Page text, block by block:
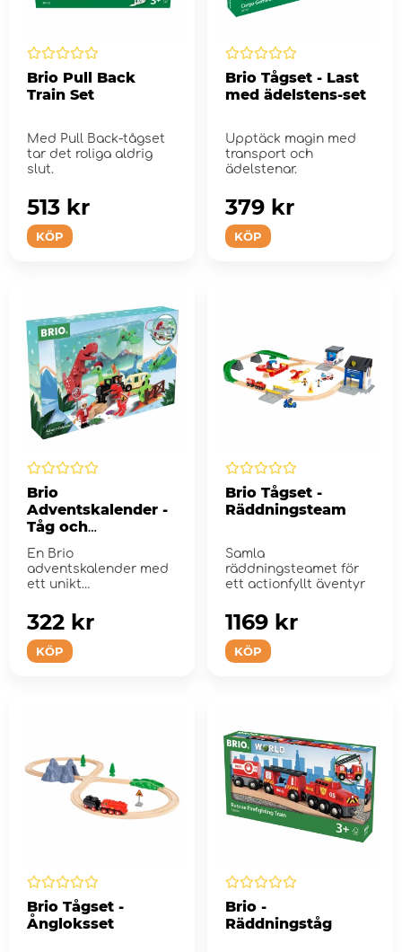
Brio Pull Back
Train Set
Med Pull Back-tågset
tar det roliga aldrig
slut.
KÖP
513 kr
Brio Tågset - Last
med ädelstens-set
Upptäck magin med
transport och
ädelstenar.
KÖP
379 kr
Brio
Adventskalender -
Tåg och
En Brio
adventskalender med
ett unikt
KÖP
322 kr
Brio Tågset -
Räddningsteam
Samla
räddningsteamet för
ett actionfyllt äventyr
KÖP
1169 kr
Brio Tågset -
Ångloksset
Brio -
Räddningståg